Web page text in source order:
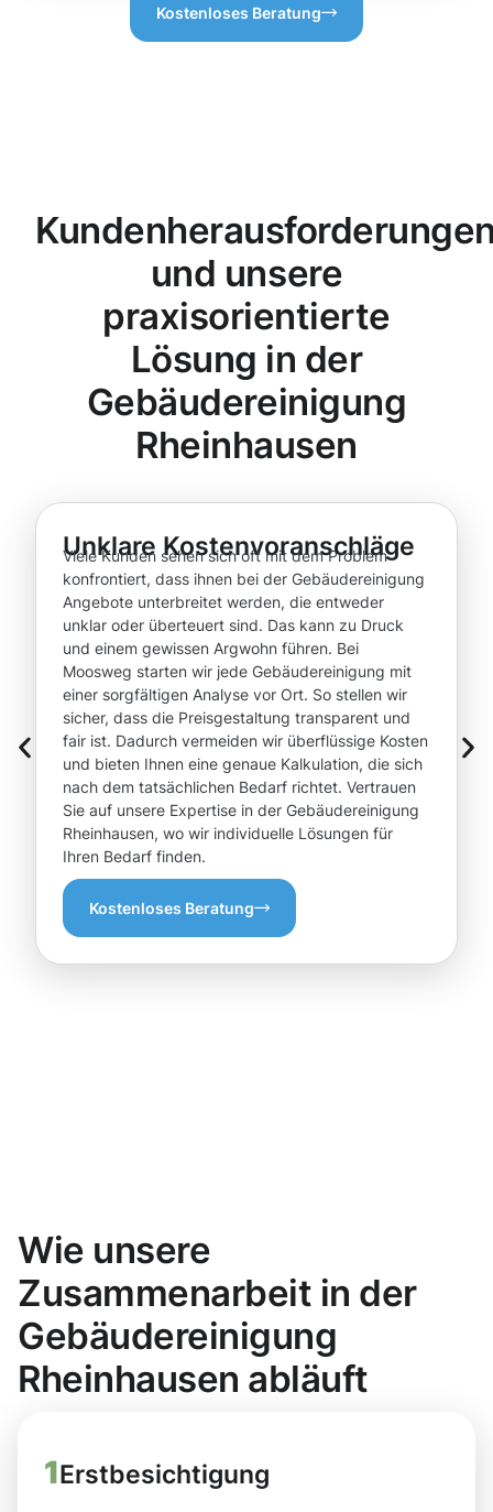
Kostenloses Beratung
und unsere
praxisorientierte
Lösung in der
Gebäudereinigung
Rheinhausen
Unklare Kostenvoranschläge
Viele Kunden sehen sich oft mit dem Problem
konfrontiert, dass ihnen bei der Gebäudereinigung
Angebote unterbreitet werden, die entweder
unklar oder überteuert sind. Das kann zu Druck
und einem gewissen Argwohn führen. Bei
Moosweg starten wir jede Gebäudereinigung mit
einer sorgfältigen Analyse vor Ort. So stellen wir
sicher, dass die Preisgestaltung transparent und
fair ist. Dadurch vermeiden wir überflüssige Kosten
und bieten Ihnen eine genaue Kalkulation, die sich
nach dem tatsächlichen Bedarf richtet. Vertrauen
Sie auf unsere Expertise in der Gebäudereinigung
Rheinhausen, wo wir individuelle Lösungen für
Ihren Bedarf finden.
Kostenloses Beratung
Wie unsere
Zusammenarbeit in der
Gebäudereinigung
Rheinhausen abläuft
1Erstbesichtigung